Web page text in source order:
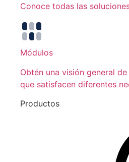
Conoce todas las
Módulos
Obtén una visión general
que satisfacen diferentes
Productos